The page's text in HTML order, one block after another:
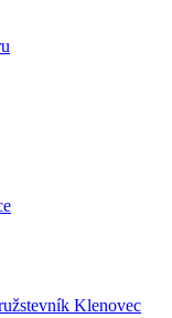
Klenovec